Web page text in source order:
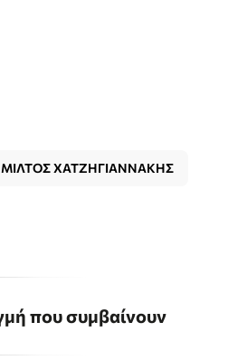
ΜΙΛΤΟΣ ΧΑΤΖΗΓΙΑΝΝΑΚΗΣ
που συμβαίνουν